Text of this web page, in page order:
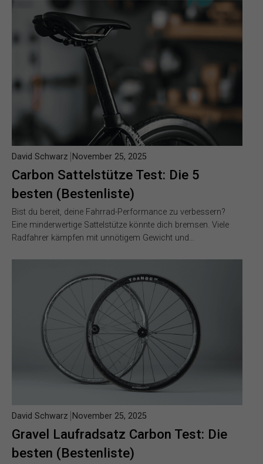
Carbon Sattelstütze Test: Die 5
besten (Bestenliste)
David Schwarz November 25, 2025
Bist du bereit, deine Fahrrad-Performance zu verbessern?
Eine minderwertige Sattelstütze könnte dich bremsen. Viele
Radfahrer kämpfen mit unnötigem Gewicht und…
Gravel Laufradsatz Carbon Test: Die
besten (Bestenliste)
David Schwarz November 25, 2025